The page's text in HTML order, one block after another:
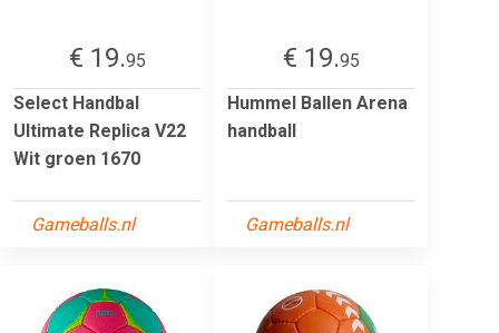
€ 19.95
Select Handbal
Ultimate Replica V22
Wit groen 1670
Gameballs.nl
€ 19.95
Hummel Ballen Arena
handball
Gameballs.nl